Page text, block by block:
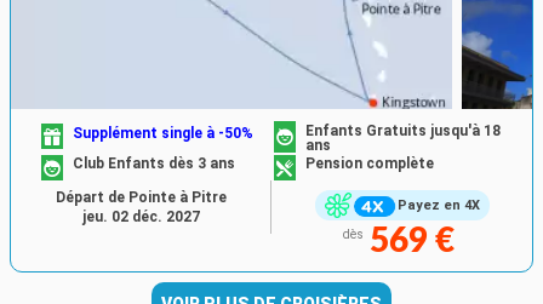
Payez en 4X
Supplément single à -50%
Enfants Gratuits jusqu'à 18
ans
Club Enfants dès 3 ans
Pension complète
dès 569 €
Départ de Pointe à Pitre
jeu. 02 déc. 2027